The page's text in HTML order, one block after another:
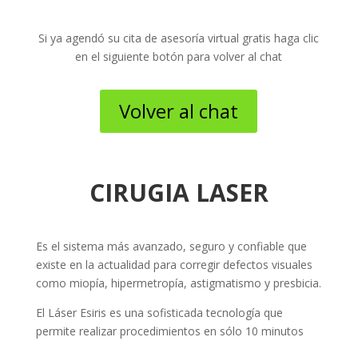
Si ya agendó su cita de asesoría virtual gratis haga clic
en el siguiente botón para volver al chat
Volver al chat
CIRUGIA LASER
Es el sistema más avanzado, seguro y confiable que
existe en la actualidad para corregir defectos visuales
como miopía, hipermetropía, astigmatismo y presbicia.
El Láser Esiris es una sofisticada tecnología que
permite realizar procedimientos en sólo 10 minutos